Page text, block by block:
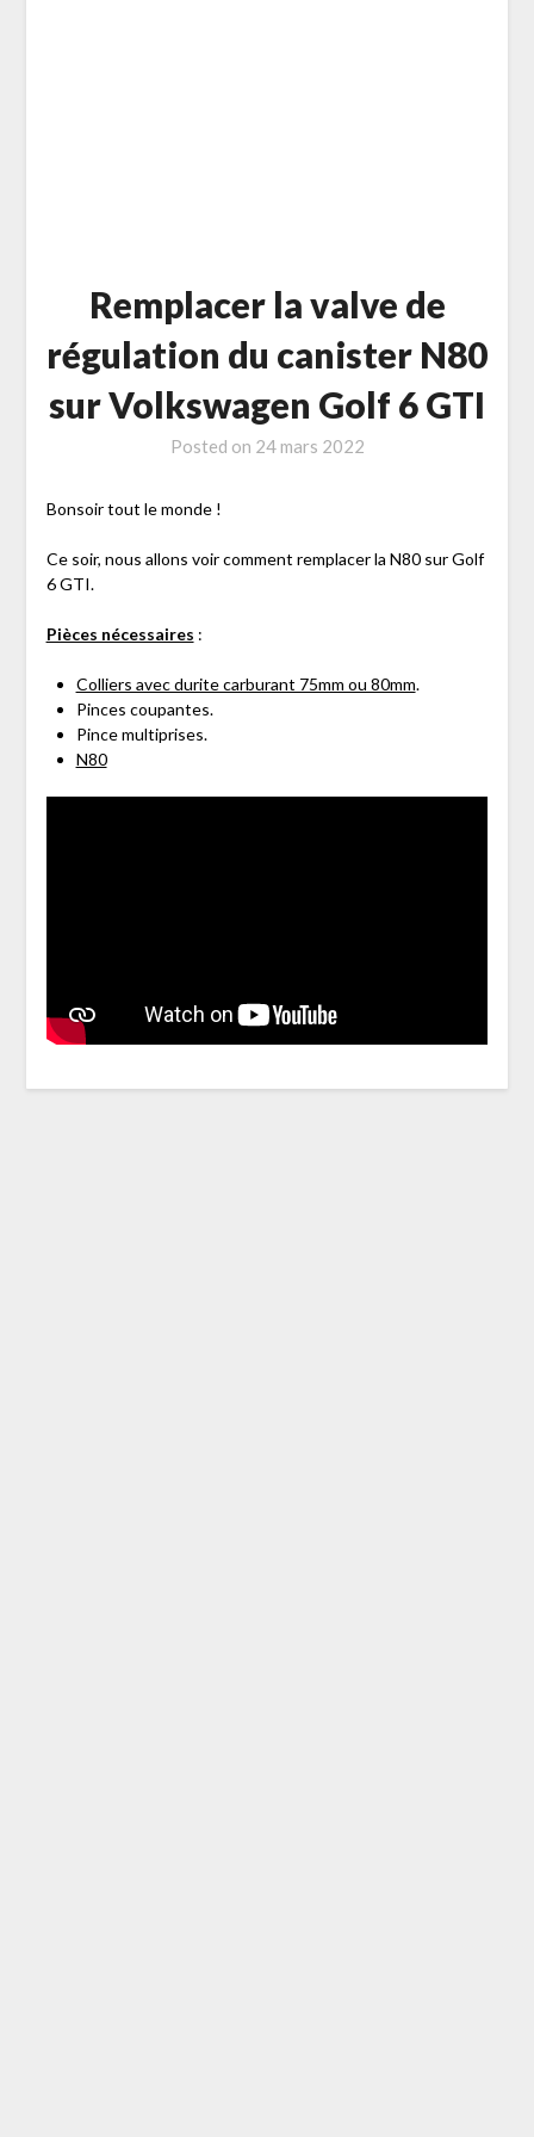
Remplacer la valve de
régulation du canister N80
sur Volkswagen Golf 6 GTI
Posted on 24 mars 2022
Bonsoir tout le monde !
Ce soir, nous allons voir comment remplacer la N80 sur Golf
6 GTI.
Pièces nécessaires :
Colliers avec durite carburant 75mm ou 80mm.
Pinces coupantes.
Pince multiprises.
N80